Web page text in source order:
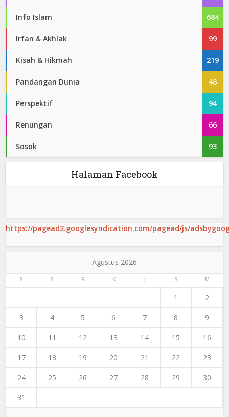
Info Islam 684
Irfan & Akhlak 99
Kisah & Hikmah 219
Pandangan Dunia 48
Perspektif 94
Renungan 66
Sosok 93
Halaman Facebook
https://pagead2.googlesyndication.com/pagead/js/
Agustus 2026
S S R K J S M
1 2
3 4 5 6 7 8 9
10 11 12 13 14 15 16
17 18 19 20 21 22 23
24 25 26 27 28 29 30
31